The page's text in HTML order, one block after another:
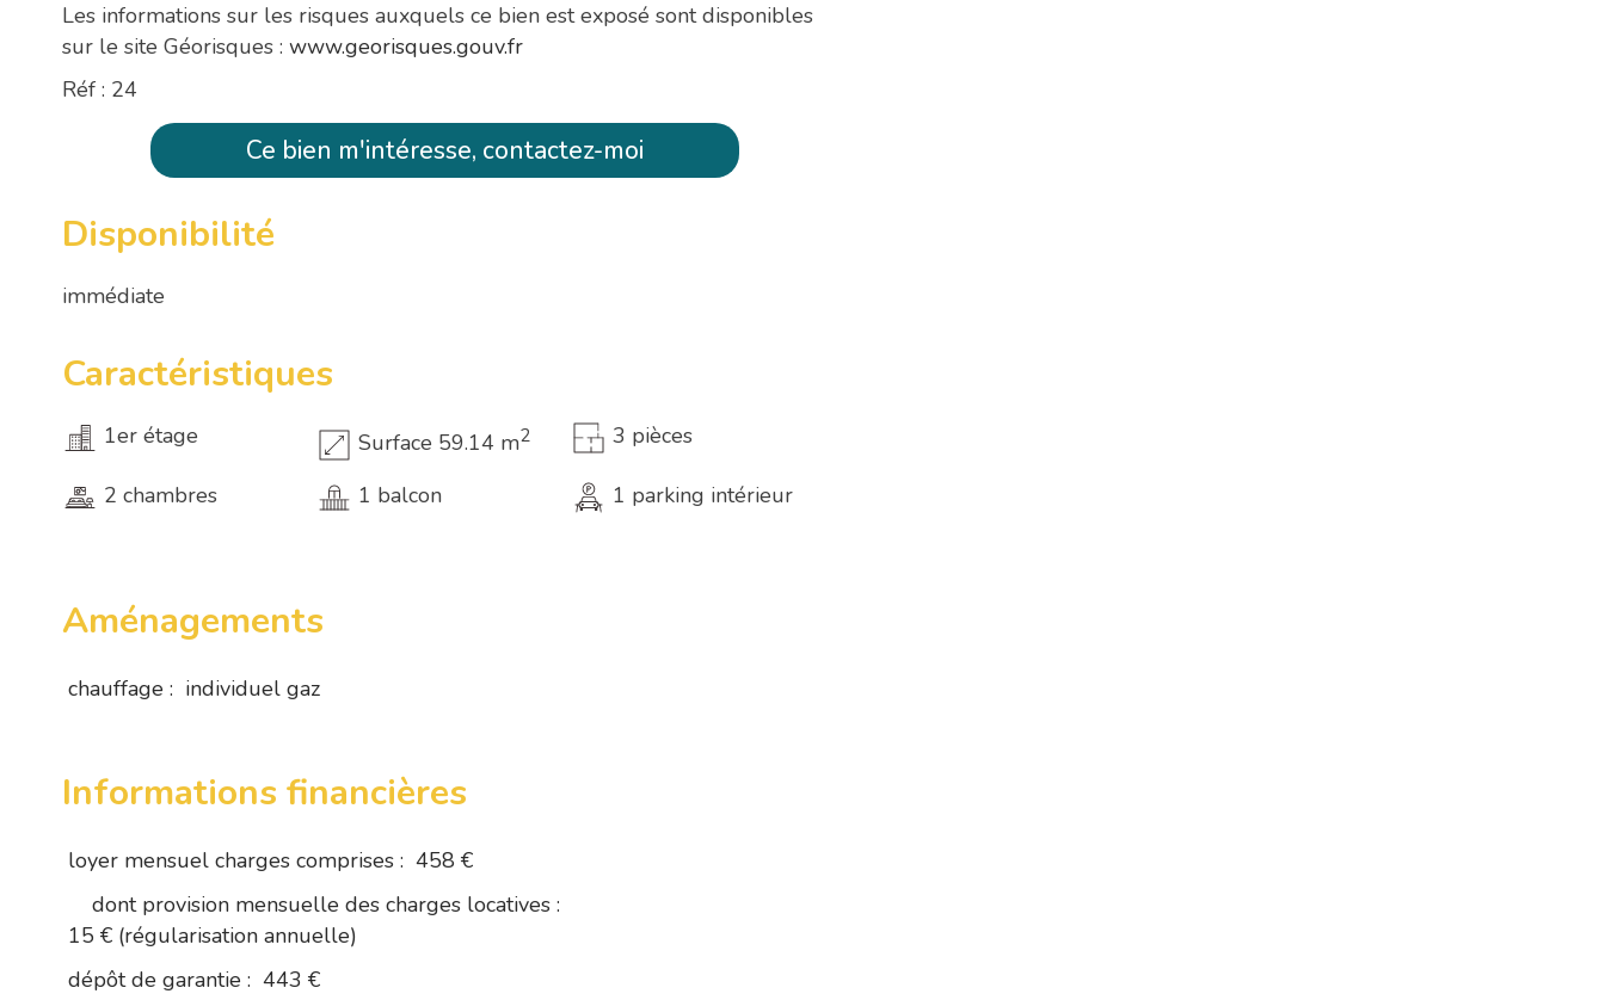
Les informations sur les risques auxquels ce bien est exposé sont disponibles
sur le site Géorisques : www.georisques.gouv.fr
Réf : 24
Ce bien m'intéresse, contactez-moi
Disponibilité
immédiate
Caractéristiques
1er étage Surface 59.14 m2 3 pièces
2 chambres 1 balcon 1 parking intérieur
Aménagements
chauffage : individuel gaz
Informations financières
loyer mensuel charges comprises : 458 €
dont provision mensuelle des charges locatives :
15 € (régularisation annuelle)
dépôt de garantie : 443 €